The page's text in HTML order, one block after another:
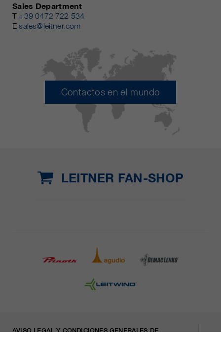
Sales Department
T +39 0472 722 534
Esales@leitner.com
Contactos en el mundo
LEITNER FAN-SHOP
AVISO LEGAL Y CONDICIONES GENERALES DE